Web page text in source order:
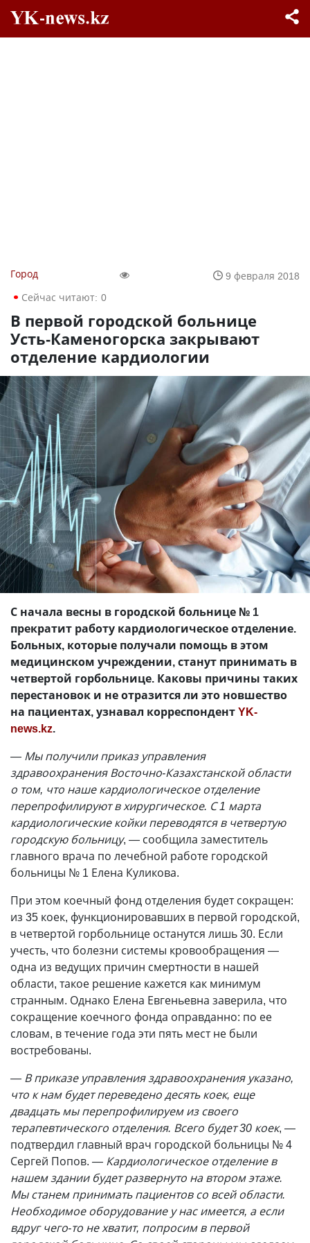
Город
9 февраля 2018
Сейчас читают: 0
В первой городской больнице
Усть-Каменогорска закрывают
отделение кардиологии
С начала весны в городской больнице № 1
прекратит работу кардиологическое отделение.
Больных, которые получали помощь в этом
медицинском учреждении, станут принимать в
четвертой горбольнице. Каковы причины таких
перестановок и не отразится ли это новшество
на пациентах, узнавал корреспондентYK-
news.kz.
— Мы получили приказ управления
здравоохранения Восточно-Казахстанской области
о том, что наше кардиологическое отделение
перепрофилируют в хирургическое. С 1 марта
кардиологические койки переводятся в четвертую
городскую больницу, — сообщила заместитель
главного врача по лечебной работе городской
больницы № 1 Елена Куликова.
При этом коечный фонд отделения будет сокращен:
из 35 коек, функционировавших в первой городской,
в четвертой горбольнице останутся лишь 30. Если
учесть, что болезни системы кровообращения —
одна из ведущих причин смертности в нашей
области, такое решение кажется как минимум
странным. Однако Елена Евгеньевна заверила, что
сокращение коечного фонда оправданно: по ее
словам, в течение года эти пять мест не были
востребованы.
— В приказе управления здравоохранения указано,
что к нам будет переведено десять коек, еще
двадцать мы перепрофилируем из своего
терапевтического отделения. Всего будет 30 коек, —
подтвердил главный врач городской больницы № 4
Сергей Попов. — Кардиологическое отделение в
нашем здании будет развернуто на втором этаже.
Мы станем принимать пациентов со всей области.
Необходимое оборудование у нас имеется, а если
вдруг чего-то не хватит, попросим в первой